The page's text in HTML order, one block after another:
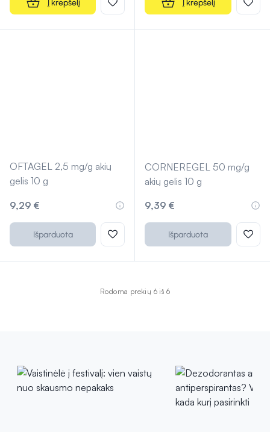
Į krepšelį Į krepšelį
OFTAGEL 2,5 mg/g akių
gelis 10 g
9,29 €
Išparduota
CORNEREGEL 50 mg/g
akių gelis 10 g
9,39 €
Išparduota
Rodoma prekių 6 iš 6